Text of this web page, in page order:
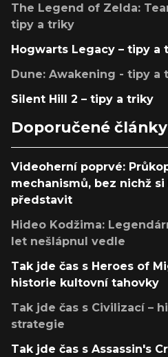
The Legend of Zelda:
tipy a triky
Hogwarts Legacy – tipy a
Dune: Awakening - tipy a
Silent Hill 2 – tipy a triky
Doporučené články
Videoherní poprvé:
mechanismů, bez nichž
představit
Hideo Kodžima:
let nešlápnul vedle
Tak jde čas s Heroes of
historie kultovní tahovky
Tak jde čas s Civilizací –
strategie
Tak jde čas s Assassin's